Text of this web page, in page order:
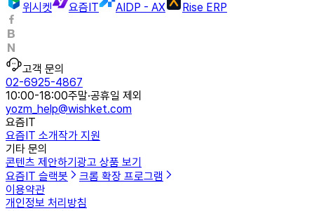
위시켓
요즘IT AIDP - AX Rise ERP
고객 문의
02-6925-4867
10:00-18:00주말·공휴일 제외
yozm_help@wishket.com
요즘IT
요즘IT 소개작가 지원
기타 문의
콘텐츠 제안하기 광고 상품 보기
요즘IT 슬랙봇
크롬 확장 프로그램
이용약관
개인정보 처리방침